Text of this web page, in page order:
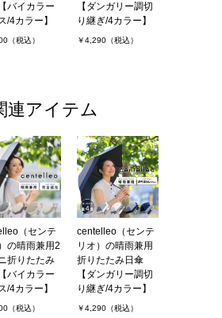
バイカラー
/4カラー】
（税込）
【ダンガリー調切
り継ぎ/4カラー】
￥4,290（税込）
連アイテム
（センテ
の晴雨兼用2
折りたたみ
バイカラー
/4カラー】
（税込）
centelleo（センテ
リオ）の晴雨兼用
折りたたみ日傘
【ダンガリー調切
り継ぎ/4カラー】
￥4,290（税込）